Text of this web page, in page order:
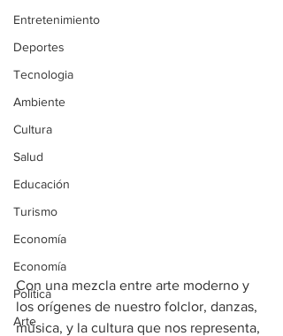
Entretenimiento
Deportes
Tecnologia
Ambiente
Cultura
Salud
Educación
Turismo
Economía
Economía
Política
Arte
Con una mezcla entre arte moderno y
los orígenes de nuestro folclor, danzas,
música, y la cultura que nos representa,